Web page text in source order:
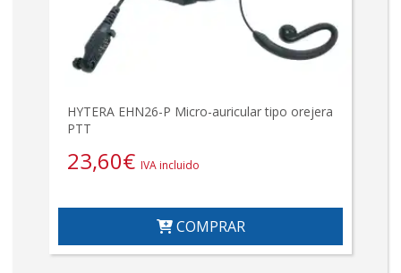
HYTERA EHN26-P Micro-auricular tipo orejera
PTT
23,60€ IVA incluido
COMPRAR